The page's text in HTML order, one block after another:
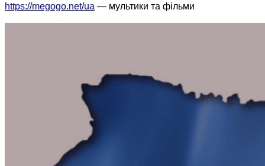
https://megogo.net/ua — мультики та фільми